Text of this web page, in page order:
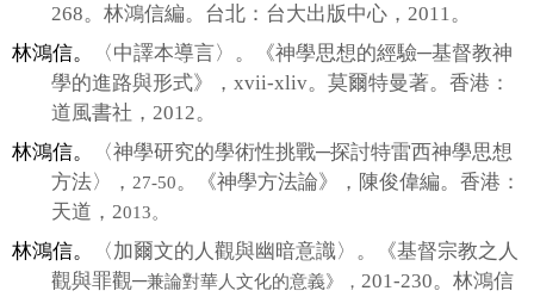
268。林鴻信編。台北：台大出版中心， 2011 。
林鴻信。
〈中譯本導言〉。《神學思想的經驗─基督教神
學的進路與形式》，xvii-xliv。莫爾特曼著。香港：
道風書社， 2012。
林鴻信。
〈神學研究的學術性挑戰─探討特雷西神學思想
方法〉， 27-50。《神學方法論》，陳俊偉編。香港：
天道， 2013。
林鴻信。
〈加爾文的人觀與幽暗意識〉。《基督宗教之人
觀與罪觀─兼論對華人文化的意義》， 201-230。林鴻信